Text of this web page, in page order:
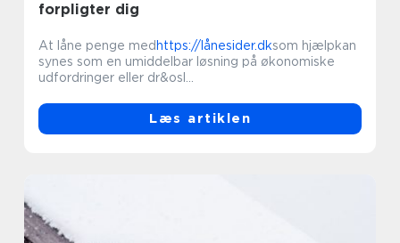
forpligter dig
At låne penge med https://lånesider.dksom hjælpkan
synes som en umiddelbar løsning på økonomiske
udfordringer eller dr&osl...
Læs artiklen